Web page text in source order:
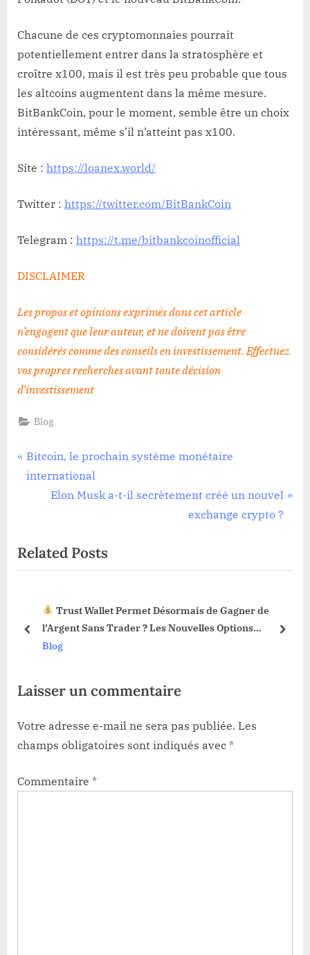
Chacune de ces cryptomonnaies pourrait
potentiellement entrer dans la stratosphère et
croître x100, mais il est très peu probable que tous
les altcoins augmentent dans la même mesure.
BitBankCoin, pour le moment, semble être un choix
intéressant, même s’il n’atteint pas x100.
Site : https://loanex.world/
Twitter : https://twitter.com/BitBankCoin
Telegram : https://t.me/bitbankcoinofficial
DISCLAIMER
Les propos et opinions exprimés dans cet article
n’engagent que leur auteur, et ne doivent pas être
considérés comme des conseils en investissement. Effectuez
vos propres recherches avant toute décision
d’investissement
Blog
Navigation
P
r
o
u
o
:
Bitcoin, le prochain système monétaire
international
N
t
P
s
t
:
Elon Musk a-t-il secrètement créé un nouvel
exchange crypto ?
Related Posts
Trust Wallet Permet Désormais de Gagner de
l’Argent Sans Trader ? Les Nouvelles Options
Dévoilées !
Blog
prev next
Laisser un commentaire
Votre adresse e-mail ne sera pas publiée. Les
champs obligatoires sont indiqués avec *
Commentaire *